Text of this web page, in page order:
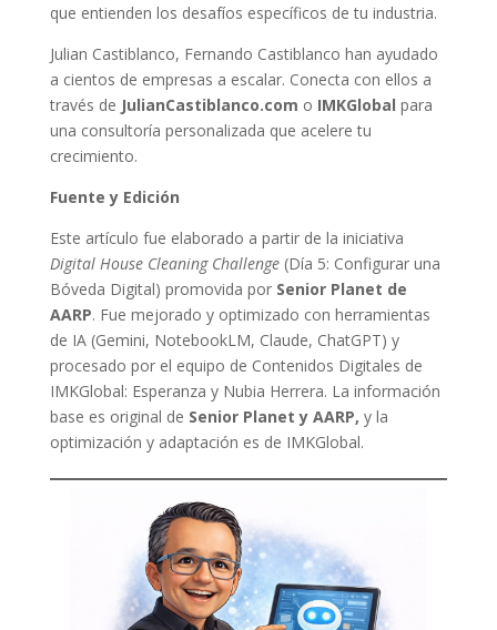
que entienden los desafíos específicos de tu industria.
Julian Castiblanco, Fernando Castiblanco han ayudado
a cientos de empresas a escalar. Conecta con ellos a
través de JulianCastiblanco.com o IMKGlobal para
una consultoría personalizada que acelere tu
crecimiento.
Fuente y Edición
Este artículo fue elaborado a partir de la iniciativa
Digital House Cleaning Challenge(Día 5: Configurar una
Bóveda Digital) promovida por Senior Planet de
AARP. Fue mejorado y optimizado con herramientas
de IA (Gemini, NotebookLM, Claude, ChatGPT) y
procesado por el equipo de Contenidos Digitales de
IMKGlobal: Esperanza y Nubia Herrera. La información
base es original de Senior Planet y AARP, y la
optimización y adaptación es de IMKGlobal.